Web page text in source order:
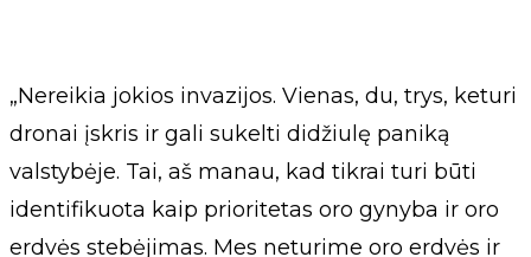
„Nereikia jokios invazijos. Vienas, du, trys, keturi
dronai įskris ir gali sukelti didžiulę paniką
valstybėje. Tai, aš manau, kad tikrai turi būti
identifikuota kaip prioritetas oro gynyba ir oro
erdvės stebėjimas. Mes neturime oro erdvės ir